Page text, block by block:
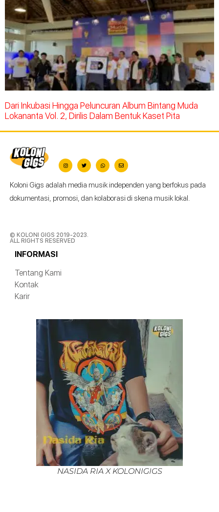
Dari Inkubasi Hingga Peluncuran Album Bintang Muda
Lokananta Vol. 2, Dirilis Dalam Bentuk Kaset Pita
Koloni Gigs adalah media musik independen yang berfokus pada
dokumentasi, promosi, dan kolaborasi di skena musik lokal.
© KOLONI GIGS 2019-2023.
ALL RIGHTS RESERVED
INFORMASI
Tentang Kami
Kontak
Karir
NASIDA RIA X KOLONIGIGS